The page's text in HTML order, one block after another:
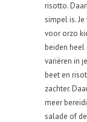
risotto.
simpel is.
voor orzo
beiden heel
variëren in
beet en
zachter.
meer
salade of